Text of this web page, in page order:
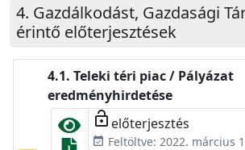
Gazdálkodást, Gazdasági
érintő előterjesztések
Teleki téri piac / Pályázat
eredményhirdetése
lock_open előterjesztés
event_available Feltöltve: 2022. március